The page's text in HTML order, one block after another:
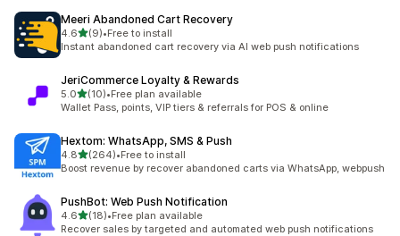
Meeri Abandoned Cart Recovery
4.65つ星中
(9)
合計レビュー数：9件
•Free to install
Instant abandoned cart recovery via AI web push notifications
JeriCommerce Loyalty & Rewards
5.05つ星中
(10)
合計レビュー数：10件
•Free plan available
Wallet Pass, points, VIP tiers & referrals for POS & online
Hextom: WhatsApp, SMS & Push
4.85つ星中
(264)
合計レビュー数：264件
•Free to install
Boost revenue by recover abandoned carts via WhatsApp, webpush
PushBot: Web Push Notification
4.65つ星中
(18)
合計レビュー数：18件
•Free plan available
Recover sales by targeted and automated web push notifications